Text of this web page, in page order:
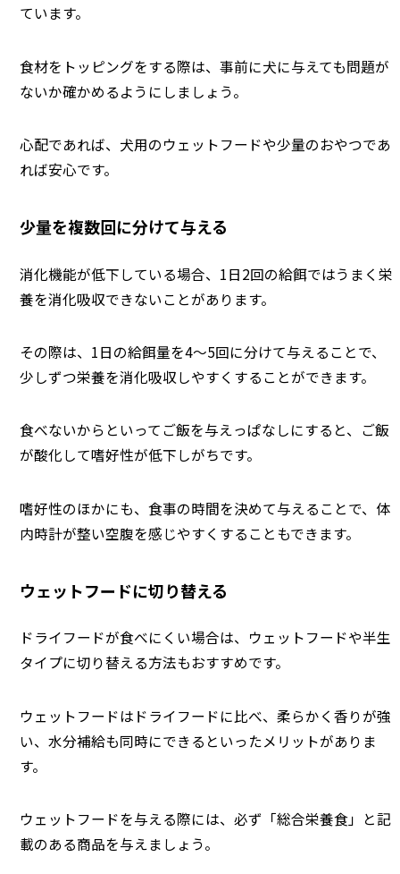
ています。
食材をトッピングをする際は、事前に犬に与えても問題が
ないか確かめるようにしましょう。
心配であれば、犬用のウェットフードや少量のおやつであ
れば安心です。
少量を複数回に分けて与える
消化機能が低下している場合、1日2回の給餌ではうまく栄
養を消化吸収できないことがあります。
その際は、1日の給餌量を4〜5回に分けて与えることで、
少しずつ栄養を消化吸収しやすくすることができます。
食べないからといってご飯を与えっぱなしにすると、ご飯
が酸化して嗜好性が低下しがちです。
嗜好性のほかにも、食事の時間を決めて与えることで、体
内時計が整い空腹を感じやすくすることもできます。
ウェットフードに切り替える
ドライフードが食べにくい場合は、ウェットフードや半生
タイプに切り替える方法もおすすめです。
ウェットフードはドライフードに比べ、柔らかく香りが強
い、水分補給も同時にできるといったメリットがありま
す。
ウェットフードを与える際には、必ず「総合栄養食」と記
載のある商品を与えましょう。